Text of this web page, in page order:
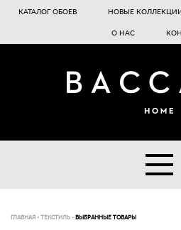
КАТАЛОГ ОБОЕВ НОВЫЕ КОЛЛЕКЦИИ
О НАС
ГЛАВНАЯ - ТЕКСТИЛЬ - ВЫБРАННЫЕ ТОВАРЫ